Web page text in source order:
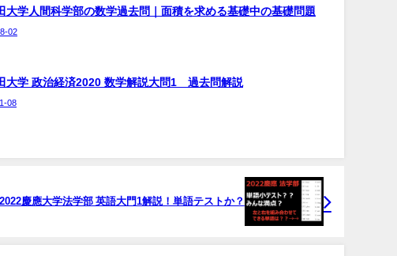
大学人間科学部の数学過去問｜面積を求める基礎中の基礎問題
02
大学 政治経済2020 数学解説大問1 過去問解説
08
2022慶應大学法学部 英語大門1解説！単語テストか？